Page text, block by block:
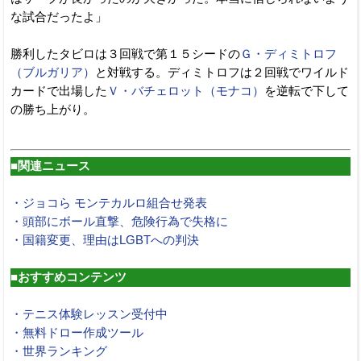
な試合だったよ」
勝利したタビロは３回戦で第１５シードのＧ・ディミトロフ
（ブルガリア）
と対戦する。ディミトロフは２回戦でワイルド
カードで出場した Ｖ・バチェロット（モナコ）
を逆転で下して
の勝ち上がり。
■関連ニュース
・ジョコら モンテカルロ組合せ発表
・頭部にボール直撃、危険行為で失格に
・国籍変更、理由はLGBTへの判決
■おすすめコンテンツ
・テニス体験レッスン受付中
・無料ドロー作成ツール
・世界ランキング